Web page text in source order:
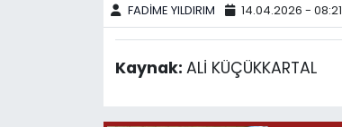
FADİME YILDIRIM 14.04.2026 - 08:21
Kaynak: ALİ KÜÇÜKKARTAL